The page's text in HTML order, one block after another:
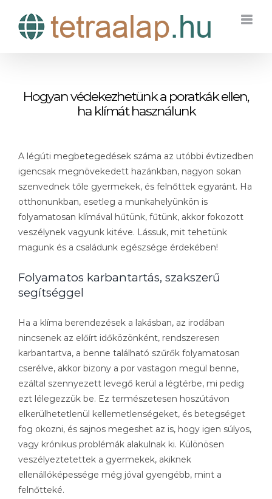
Hogyan védekezhetünk a poratkák ellen,
ha klímát használunk
A légúti megbetegedések száma az utóbbi évtizedben
igencsak megnövekedett hazánkban, nagyon sokan
szenvednek tőle gyermekek, és felnőttek egyaránt. Ha
otthonunkban, esetleg a munkahelyünkön is
folyamatosan klímával hűtünk, fűtünk, akkor fokozott
veszélynek vagyunk kitéve. Lássuk, mit tehetünk
magunk és a családunk egészsége érdekében!
Folyamatos karbantartás, szakszerű
segítséggel
Ha a klíma berendezések a lakásban, az irodában
nincsenek az előírt időközönként, rendszeresen
karbantartva, a benne található szűrők folyamatosan
cserélve, akkor bizony a por vastagon megül benne,
ezáltal szennyezett levegő kerül a légtérbe, mi pedig
ezt lélegezzük be. Ez természetesen hoszútávon
elkerülhetetlenül kellemetlenségeket, és betegséget
fog okozni, és sajnos megeshet az is, hogy igen súlyos,
vagy krónikus problémák alakulnak ki. Különösen
veszélyeztetettek a gyermekek, akiknek
ellenállóképessége még jóval gyengébb, mint a
felnőtteké.